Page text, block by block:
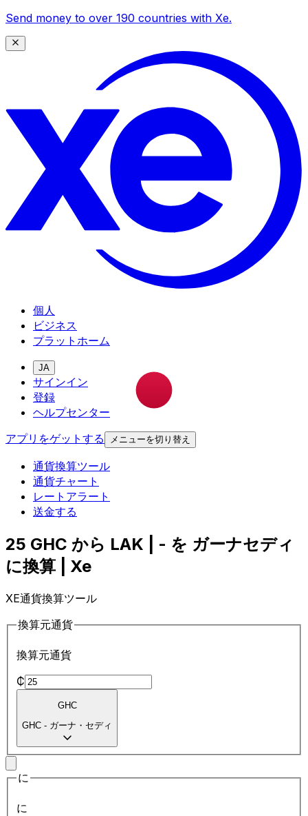
Send money to over 190 countries with Xe.
個人
ビジネス
プラットホーム
JA
サインイン
登録
ヘルプセンター
アプリをゲットする
メニューを切り替え
通貨換算ツール
通貨チャート
レートアラート
送金する
25 GHC から LAK | - を ガーナセディ
に換算 | Xe
XE通貨換算ツール
換算元通貨
換算元通貨
₵
GHC
GHC - ガーナ・セディ
に
に